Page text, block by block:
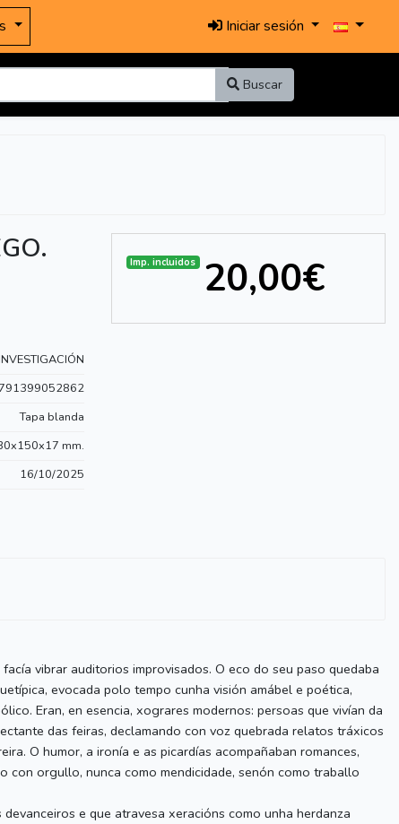
Iniciar sesión
Buscar
Tapa blanda
mm.
16/10/2025
Imp. incluidos 20,00€
vibrar auditorios improvisados. O eco do seu paso quedaba
evocada polo tempo cunha visión amábel e poética,
Eran, en esencia, xograres modernos: persoas que vivían da
das feiras, declamando con voz quebrada relatos tráxicos
O humor, a ironía e as picardías acompañaban romances,
orgullo, nunca como mendicidade, senón como traballo
e que atravesa xeracións como unha herdanza